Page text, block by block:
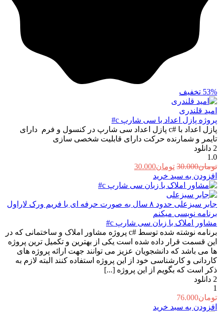
53% تخفیف
امید قلندری
پروژه پازل اعداد با سی شارپ c#
پازل اعداد با #c پازل اعداد سی شارپ در کنسول و فرم دارای
تایمر و شمارنده حرکت دارای قابلیت شخصی سازی
2 دانلود
1.0
تومان30.000 قیمت
اصلی:
تومان30.000
بود.
تومان30.000
تومان30.000.
افزودن به سبد خرید
جابر سبزعلی
حدود ۸ سال به صورت حرفه ای با فریم ورک لاراول
برنامه نویسی میکنم
مشاور املاک با زبان سی شارپ c#
برنامه نوشته شده توسط #c پروژه مشاور املاک و ساختمانی که در
این قسمت قرار داده شده است یکی از بهترین و تکمیل ترین پروژه
ها می باشد که دانشجویان عزیز می توانند جهت ارائه پروژه های
کاردانی و کارشناسی خود از این پروژه استفاده کنند البته لازم به
ذکر است که بگویم از این پروژه [...]
2 دانلود
1
تومان76.000
افزودن به سبد خرید